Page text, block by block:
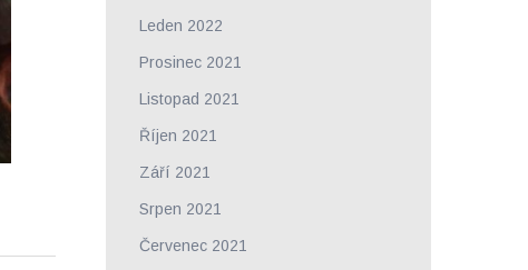
Leden 2022
Prosinec 2021
Listopad 2021
Říjen 2021
Září 2021
Srpen 2021
Červenec 2021